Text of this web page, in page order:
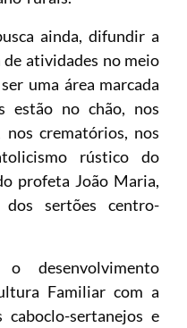
ainda, difundir a
atividades no meio
uma área marcada
estão no chão, nos
nos crematórios, nos
rústico do
profeta João Maria,
dos sertões centro-
desenvolvimento
Familiar com a
sertanejos e